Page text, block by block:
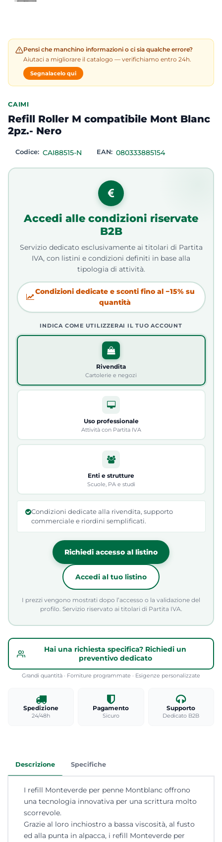
Pensi che manchino informazioni o ci sia qualche errore?
Aiutaci a migliorare il catalogo — verifichiamo entro 24h.
Segnalacelo qui
CAIMI
Refill Roller M compatibile Mont Blanc
2pz.- Nero
Codice: CAI88515-N EAN: 080333885154
Accedi alle condizioni riservate
B2B
Servizio dedicato esclusivamente ai titolari di Partita
IVA, con listini e condizioni definiti in base alla
tipologia di attività.
Condizioni dedicate e sconti fino al −15% su
quantità
INDICA COME UTILIZZERAI IL TUO ACCOUNT
Rivendita
Cartolerie e negozi
Uso professionale
Attività con Partita IVA
Enti e strutture
Scuole, PA e studi
Condizioni dedicate alla rivendita, supporto
commerciale e riordini semplificati.
Richiedi accesso al listino
Accedi al tuo listino
I prezzi vengono mostrati dopo l’accesso o la validazione del
profilo. Servizio riservato ai titolari di Partita IVA.
Hai una richiesta specifica? Richiedi un
preventivo dedicato
Grandi quantità · Forniture programmate · Esigenze personalizzate
Spedizione
24/48h
Pagamento
Sicuro
Supporto
Dedicato B2B
Descrizione Specifiche
I refill Monteverde per penne Montblanc offrono
una tecnologia innovativa per una scrittura molto
scorrevole.
Grazie al loro inchiostro a bassa viscosità, al fusto
ed alla punta in alpacca, i refill Monteverde per